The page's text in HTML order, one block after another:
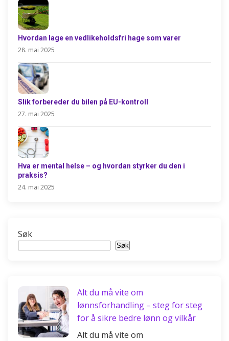
Hvordan lage en vedlikeholdsfri hage som varer
28. mai 2025
Slik forbereder du bilen på EU-kontroll
27. mai 2025
Hva er mental helse – og hvordan styrker du den i
praksis?
24. mai 2025
Søk
Søk
Alt du må vite om
lønnsforhandling – steg for steg
for å sikre bedre lønn og vilkår
Alt du må vite om